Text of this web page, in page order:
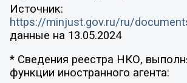
Источник:
https://minjust.gov.ru/ru/
данные на 13.05.2024
* Сведения реестра НКО,
функции иностранного агента: